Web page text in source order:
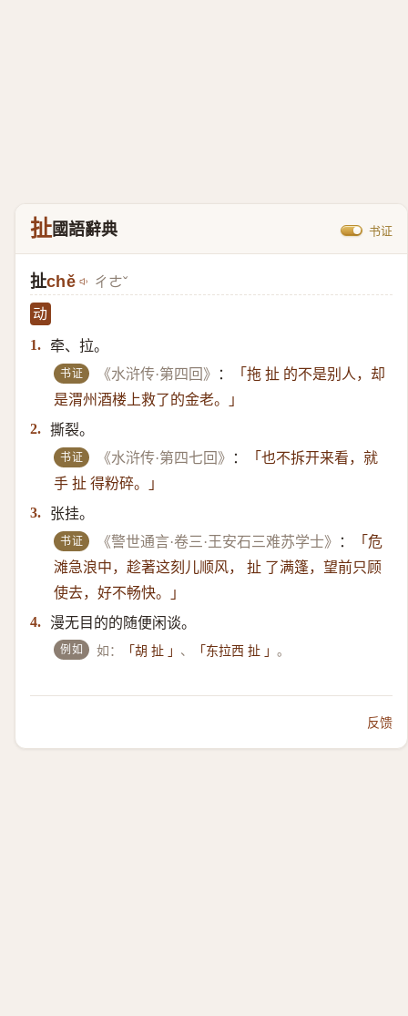
扯國語辭典 书证
扯chě ㄔㄜˇ
动
1. 牵、拉。
书证 《水浒传·第四回》 ：
「拖 扯 的不是别人，却
是渭州酒楼上救了的金老。」
2. 撕裂。
书证 《水浒传·第四七回》 ：
「也不拆开来看，就
手 扯 得粉碎。」
3.
张挂。
书证 《警世通言·卷三·王安石三难苏学士》 ：
「危
滩急浪中，趁著这刻儿顺风， 扯 了满篷，望前只顾
使去，好不畅快。」
4.
漫无目的的随便闲谈。
例如 如： 「胡 扯 」 、 「东拉西 扯 」。
反馈